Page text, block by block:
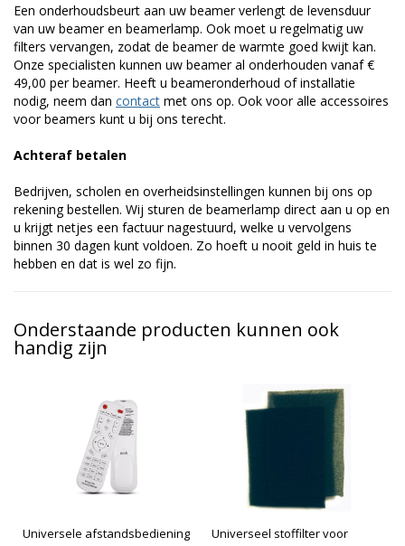
Een onderhoudsbeurt aan uw beamer verlengt de levensduur
van uw beamer en beamerlamp. Ook moet u regelmatig uw
filters vervangen, zodat de beamer de warmte goed kwijt kan.
Onze specialisten kunnen uw beamer al onderhouden vanaf €
49,00 per beamer. Heeft u beameronderhoud of installatie
nodig, neem dan contact met ons op. Ook voor alle accessoires
voor beamers kunt u bij ons terecht.
Achteraf betalen
Bedrijven, scholen en overheidsinstellingen kunnen bij ons op
rekening bestellen. Wij sturen de beamerlamp direct aan u op en
u krijgt netjes een factuur nagestuurd, welke u vervolgens
binnen 30 dagen kunt voldoen. Zo hoeft u nooit geld in huis te
hebben en dat is wel zo fijn.
Onderstaande producten kunnen ook
handig zijn
Universele afstandsbediening
Universeel stoffilter voor